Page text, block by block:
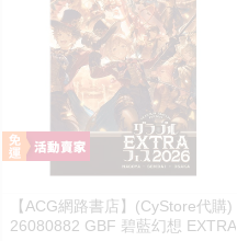
【ACG網路書店】(CyStore代購)
26080882 GBF 碧藍幻想 EXTRA